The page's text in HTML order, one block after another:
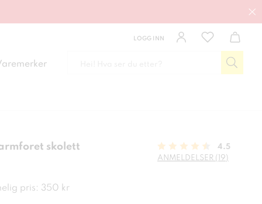
LOGG INN
skolett
4.5
ANMELDELSER (19)
pris: 350 kr